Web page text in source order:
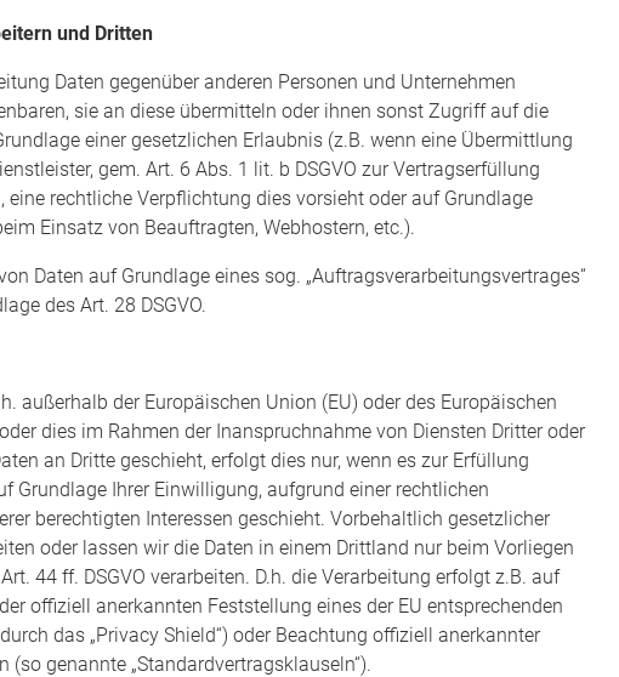
und Dritten
Daten gegenüber anderen Personen und Unternehmen
sie an diese übermitteln oder ihnen sonst Zugriff auf die
einer gesetzlichen Erlaubnis (z.B. wenn eine Übermittlung
gem. Art. 6 Abs. 1 lit. b DSGVO zur Vertragserfüllung
rechtliche Verpflichtung dies vorsieht oder auf Grundlage
Einsatz von Beauftragten, Webhostern, etc.).
Daten auf Grundlage eines sog. „Auftragsverarbeitungsvertrages“
des Art. 28 DSGVO.
außerhalb der Europäischen Union (EU) oder des Europäischen
dies im Rahmen der Inanspruchnahme von Diensten Dritter oder
an Dritte geschieht, erfolgt dies nur, wenn es zur Erfüllung
Grundlage Ihrer Einwilligung, aufgrund einer rechtlichen
berechtigten Interessen geschieht. Vorbehaltlich gesetzlicher
oder lassen wir die Daten in einem Drittland nur beim Vorliegen
44 ff. DSGVO verarbeiten. D.h. die Verarbeitung erfolgt z.B. auf
offiziell anerkannten Feststellung eines der EU entsprechenden
das „Privacy Shield“) oder Beachtung offiziell anerkannter
genannte „Standardvertragsklauseln“).